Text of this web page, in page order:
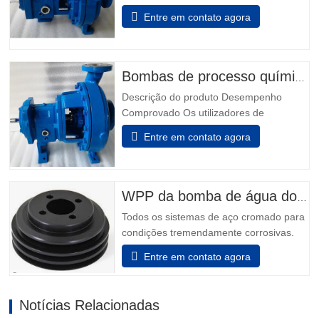
vedação projetadas Taperbore
patenteada™ Câmara de Foca PLUS
bordo Isoladores de rolamento híbrido
Inpro VBXX-D Design De Sump
otimizado Rolamentos de impulso de…
Entre em contato agora
Bombas de processo químico modelo 3196
Descrição do produto Desempenho
Comprovado Os utilizadores de
indústrias química, petroquímica, pasta &
papel, metais primários, alimentos &
os melhores - Modelo 3196. Power Ends
são o resultado de mais de 160…
Entre em contato agora
WPP da bomba de água do motor
Todos os sistemas de aço cromado para
condições tremendamente corrosivas.
todos os elementos que incluem o
adaptador e a unidade de rolamento são
que o dispositivo auxiliar da unidade de
Entre em contato agora
Notícias Relacionadas